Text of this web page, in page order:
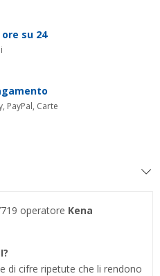
su 24
PayPal, Carte
operatore Kena
di cifre ripetute che li rendono